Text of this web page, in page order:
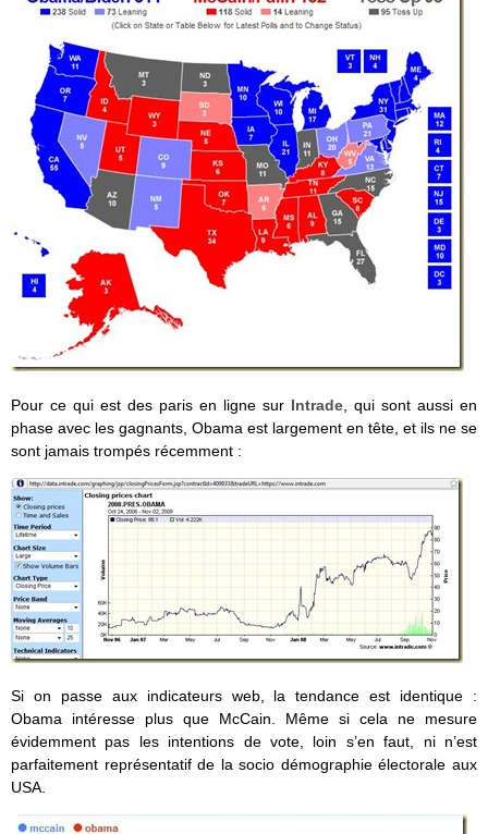
Pour ce qui est des paris en ligne sur Intrade , qui sont aussi en
phase avec les gagnants, Obama est largement en tête, et ils ne se
sont jamais trompés récemment :
Si on passe aux indicateurs web, la tendance est identique :
Obama intéresse plus que McCain. Même si cela ne mesure
évidemment pas les intentions de vote, loin s’en faut, ni n’est
parfaitement représentatif de la socio démographie électorale aux
USA.